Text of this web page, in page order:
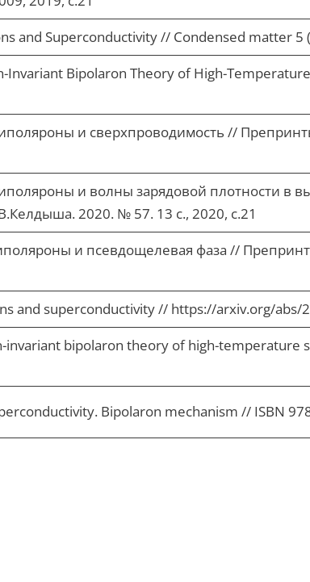
and Superconductivity // Condensed matter 5
Invariant Bipolaron Theory of High-
и сверхпроводимость //
и волны зарядовой плотности в
2020. № 57. 13 с., 2020, с.21
и псевдощелевая фаза //
and superconductivity // https://arxiv.org/abs/
invariant bipolaron theory of high-temperature
Bipolaron mechanism // ISBN